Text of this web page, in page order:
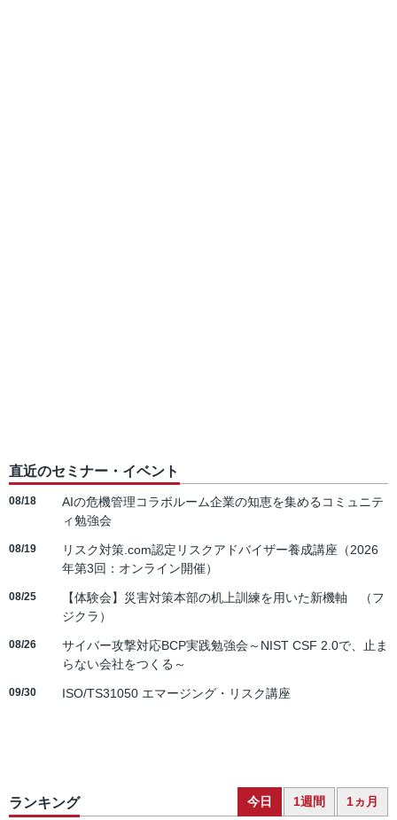
直近のセミナー・イベント
08/18
AIの危機管理コラボルーム企業の知恵を集めるコミュニテ
ィ勉強会
08/19
リスク対策.com認定リスクアドバイザー養成講座（2026
年第3回：オンライン開催）
08/25
【体験会】災害対策本部の机上訓練を用いた新機軸 （フ
ジクラ）
08/26
サイバー攻撃対応BCP実践勉強会～NIST CSF 2.0で、止ま
らない会社をつくる～
09/30 ISO/TS31050 エマージング・リスク講座
ランキング 今日 1週間 1ヵ月